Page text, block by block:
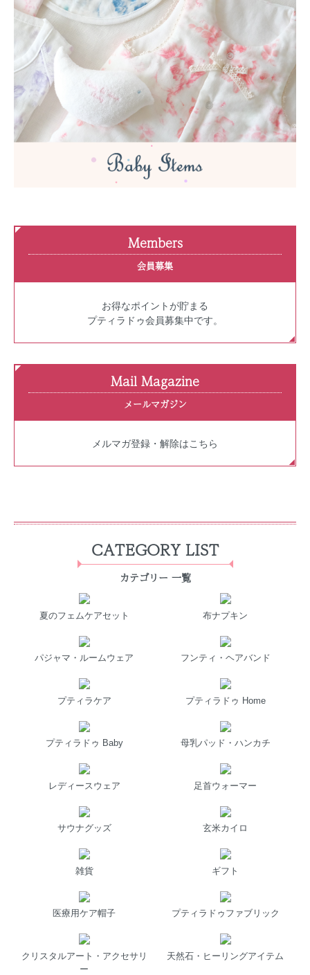
Members
会員募集
お得なポイントが貯まる
プティラドゥ会員募集中です。
Mail Magazine
メールマガジン
メルマガ登録・解除はこちら
CATEGORY LIST
カテゴリー 一覧
夏のフェムケアセット 布ナプキン
パジャマ・ルームウェア フンティ・ヘアバンド
プティラケア プティラドゥ Home
プティラドゥ Baby 母乳パッド・ハンカチ
レディースウェア 足首ウォーマー
サウナグッズ 玄米カイロ
雑貨 ギフト
医療用ケア帽子 プティラドゥファブリック
クリスタルアート・アクセサリ
ー
天然石・ヒーリングアイテム